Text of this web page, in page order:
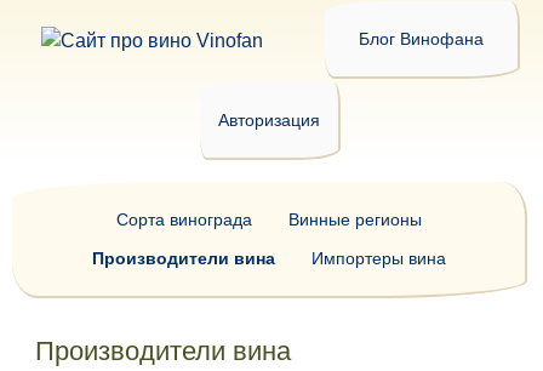
Блог Винофана
Авторизация
Производители вина
Сорта винограда
Винные регионы
Производители вина
Импортеры вина